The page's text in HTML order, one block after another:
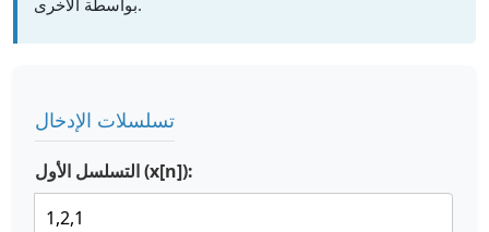
بواسطة الأخرى.
تسلسلات الإدخال
التسلسل الأول (x[n]):